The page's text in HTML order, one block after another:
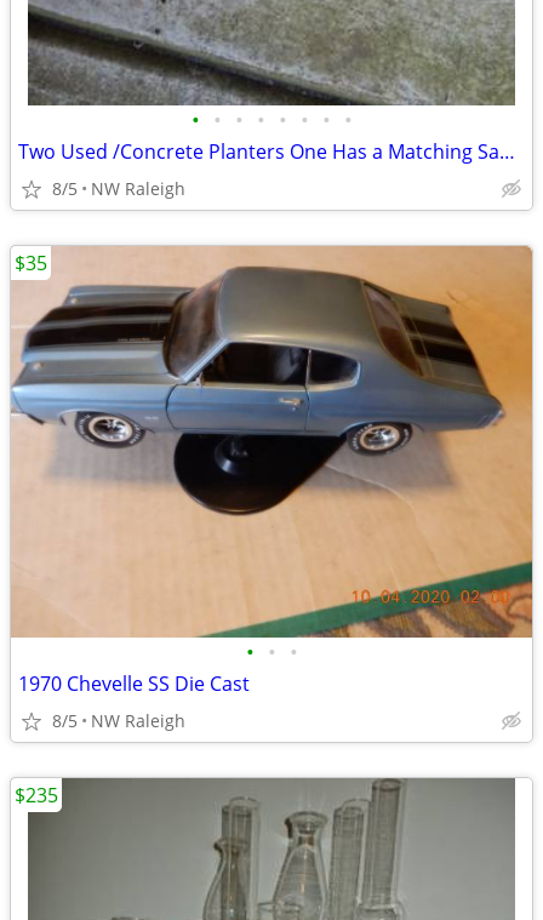
• • • • • • • •
Two Used /Concrete Planters One Has a Matching Saucer
8/5 NW Raleigh
• • •
1970 Chevelle SS Die Cast
8/5 NW Raleigh
$35
$235